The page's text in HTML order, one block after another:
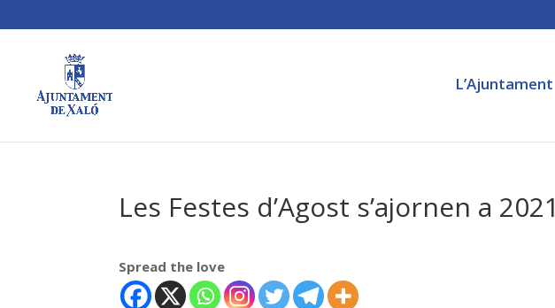
L’Ajuntament
Les Festes d’Agost s’ajornen a 2021
Spread the love